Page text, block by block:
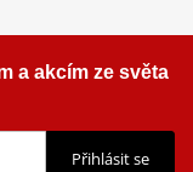
a akcím ze světa
Přihlásit se